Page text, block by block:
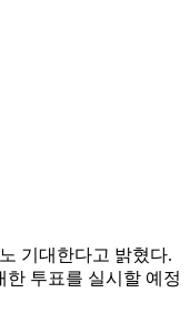
기대한다고 밝혔다.
투표를 실시할 예정